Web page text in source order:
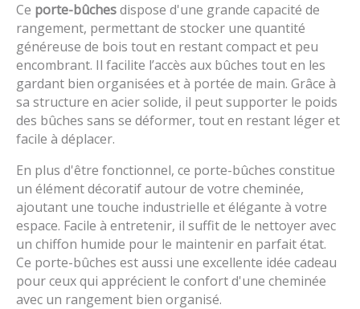
Ce porte-bûchesdispose d'une grande capacité de
rangement, permettant de stocker une quantité
généreuse de bois tout en restant compact et peu
encombrant. Il facilite l’accès aux bûches tout en les
gardant bien organisées et à portée de main. Grâce à
sa structure en acier solide, il peut supporter le poids
des bûches sans se déformer, tout en restant léger et
facile à déplacer.
En plus d'être fonctionnel, ce porte-bûches constitue
un élément décoratif autour de votre cheminée,
ajoutant une touche industrielle et élégante à votre
espace. Facile à entretenir, il suffit de le nettoyer avec
un chiffon humide pour le maintenir en parfait état.
Ce porte-bûches est aussi une excellente idée cadeau
pour ceux qui apprécient le confort d'une cheminée
avec un rangement bien organisé.